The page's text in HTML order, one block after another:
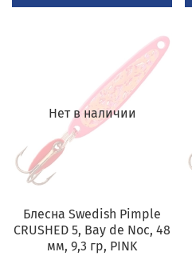
Нет в наличии
Блесна Swedish Pimple
CRUSHED 5, Bay de Noc, 48
мм, 9,3 гр, PINK